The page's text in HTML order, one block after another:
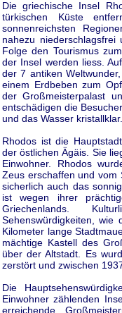
Die griechische Insel
türkischen Küste
sonnenreichsten
nahezu
Folge den Tourismus
der Insel werden liess.
der 7 antiken
einem Erdbeben zum
der Großmeisterpalast
entschädigen die
und das Wasser kristallklar.
Rhodos ist die
der östlichen Ägäis. Sie
Einwohner. Rhodos
Zeus erschaffen und vom
sicherlich auch das
ist wegen ihrer
Griechenlands.
Sehenswürdigkeiten,
Kilometer lange
mächtige Kastell des
über der Altstadt. Es
zerstört und zwischen
Die
Einwohner zählenden
erreichende